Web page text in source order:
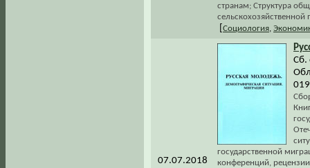
странам; Структура
Социология
07.07.2018
Сб.
государственной
конференций,